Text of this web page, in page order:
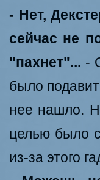
- Нет,
сейчас не
"пахнет"... -
было
нее нашло.
целью было
из-за этого